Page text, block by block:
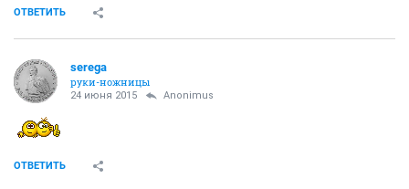
ОТВЕТИТЬ
serega
руки-ножницы
24 июня 2015 Anоnimus
ОТВЕТИТЬ